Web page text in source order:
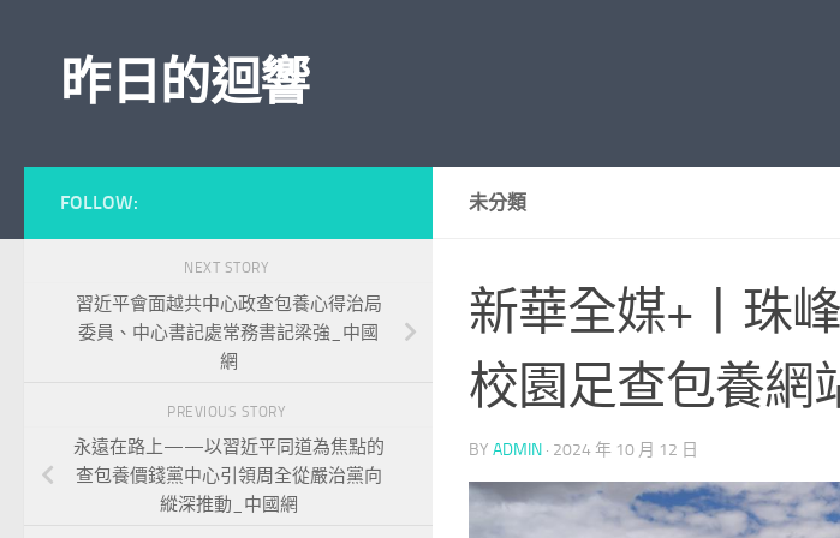
昨日的迴響
未分類
新華全媒+丨珠
校園足查包養網
BY ADMIN · 2024 年 10 月 12 日
FOLLOW:
NEXT STORY
習近平會面越共中心政查包養心得治局
委員、中心書記處常務書記梁強_中國
網
PREVIOUS STORY
永遠在路上——以習近平同道為焦點的
查包養價錢黨中心引領周全從嚴治黨向
縱深推動_中國網